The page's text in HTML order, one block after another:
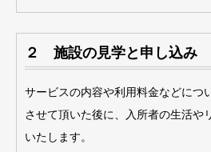
２ 施設の見学と申し込み
サービスの内容や利用料金などにつ
させて頂いた後に、入所者の生活や
いたします。